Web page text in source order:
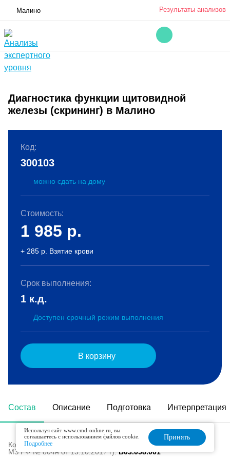
Малино Результаты анализов
Диагностика функции щитовидной
железы (скрининг) в Малино
Состав Описание Подготовка Интерпретация
Код в номенклатуре медицинских услуг (Приказ
МЗ РФ № 804н от 13.10.2017 г):B03.058.001
Код:
300103
можно сдать на дому
Стоимость:
1 985 р.
+ 285 р. Взятие крови
Срок выполнения:
1 к.д.
Доступен срочный режим выполнения
В корзину
Используя сайт www.cmd-online.ru, вы
соглашаетесь с использованием файлов cookie.
Подробнее
Принять